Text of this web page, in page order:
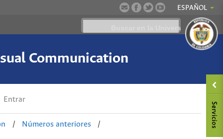
ESPAÑOL
Communication
Entrar
/ Números anteriores
/